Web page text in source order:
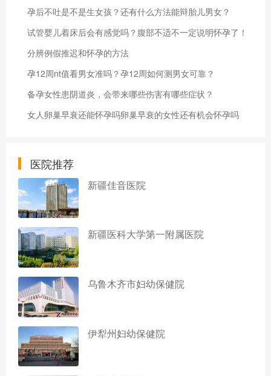
孕后不吐是不是生女孩？还有什么方法能辩胎儿男女？
试管婴儿着床后会有感觉吗？腹部不适不一定说明怀孕了！
分辨例假推迟和怀孕的方法
孕12周nt值看男女准吗？孕12周如何测男女可靠？
备孕女性患阴道炎，会带来哪些伤害有哪些症状？
女人卵巢早衰还能怀孕吗卵巢早衰的女性还有机会怀孕吗
医院推荐
新疆佳音医院
新疆医科大学第一附属医院
乌鲁木齐市妇幼保健院
伊犁州妇幼保健院